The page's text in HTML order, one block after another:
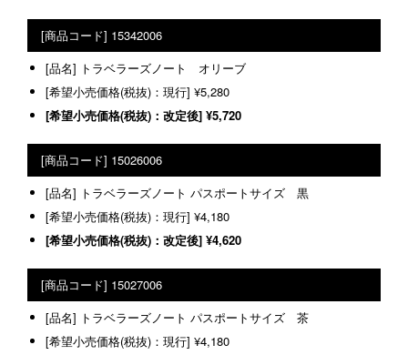
15342006
トラベラーズノート オリーブ
¥5,280
¥5,720
15026006
トラベラーズノート パスポートサイズ 黒
¥4,180
¥4,620
15027006
トラベラーズノート パスポートサイズ 茶
¥4,180